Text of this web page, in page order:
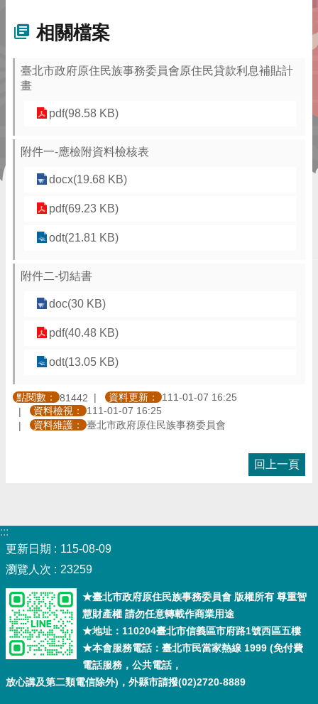
相關檔案
臺北市政府原住民族事務委員會原住民貸款利息補貼計
畫
pdf(98.58 KB)
附件一-應檢附資料檢核表
docx(19.68 KB)
pdf(69.23 KB)
odt(21.81 KB)
附件二-切結書
doc(30 KB)
pdf(40.48 KB)
odt(13.05 KB)
點閱數： 81442 資料更新：
111-01-07 16:25
資料檢視：
111-01-07 16:25
資料維護：
臺北市政府原住民族事務委員會
回上一頁
:::
更新日期
115-08-09
瀏覽人次
23259
★臺北市政府原住民族事務委員會 版權所有 尊重智
慧財產權 請勿任意轉載作商業用途
★地址：110204臺北市信義區市府路1號西區五樓
★本會服務電話：臺北市民當家熱線 1999 (免付費
電話服務，公共電話，
放心講及第二類電信除外)，外縣市請撥(02)2720-8889